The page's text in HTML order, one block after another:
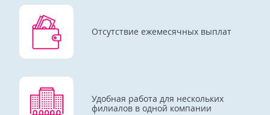
Отсутствие ежемесячных выплат
Удобная работа для нескольких
филиалов в одной компании